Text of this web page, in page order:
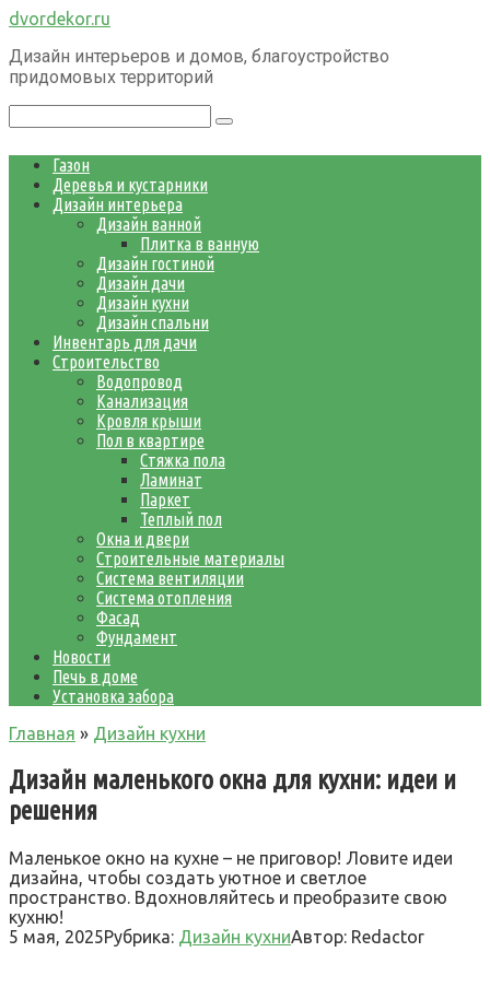
Перейти
контенту
dvordekor.ru
Дизайн интерьеров и домов, благоустройство
придомовых территорий
Газон
Деревья и кустарники
Дизайн интерьера
Дизайн ванной
Плитка в ванную
Дизайн гостиной
Дизайн дачи
Дизайн кухни
Дизайн спальни
Инвентарь для дачи
Строительство
Водопровод
Канализация
Кровля крыши
Пол в квартире
Стяжка пола
Ламинат
Паркет
Теплый пол
Окна и двери
Строительные материалы
Система вентиляции
Система отопления
Фасад
Фундамент
Новости
Печь в доме
Установка забора
Главная » Дизайн кухни
Дизайн маленького окна для кухни: идеи и
решения
Маленькое окно на кухне – не приговор! Ловите идеи
дизайна, чтобы создать уютное и светлое
пространство. Вдохновляйтесь и преобразите свою
кухню!
5 мая, 2025Рубрика: Дизайн кухниАвтор: Redactor